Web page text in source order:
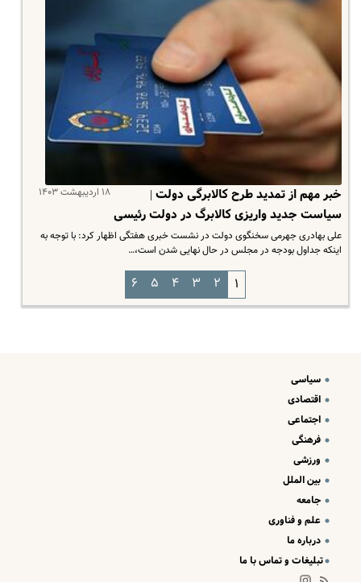
۱۸ اردیبهشت ۱۴۰۳
خبر مهم از تمدید طرح کالابرگی دولت |
سیاست جدید واریزی کالابرگ در دولت رئیسی
علی بهادری جهرمی سخنگوی دولت در نشست خبری هفتگی اظهار کرد: با توجه به
اینکه جداول بودجه در مجلس در حال نهایی شدن است،…
۱ ۲ ۳ ۴ ۵ ۶
سیاسی
اقتصادی
اجتماعی
فرهنگی
ورزشی
بین الملل
جامعه
علم و فناوری
درباره ما
تبلیغات و تماس با ما